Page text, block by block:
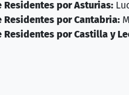
Residentes por Asturias:
Residentes por Cantabria:
Residentes por Castilla y